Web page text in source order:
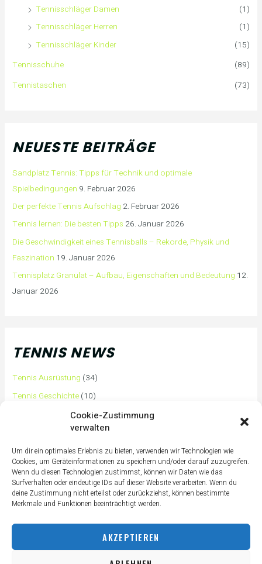
Cookie-Zustimmung
verwalten
Um dir ein optimales Erlebnis zu bieten, verwenden wir Technologien wie
Cookies, um Geräteinformationen zu speichern und/oder darauf zuzugreifen.
Wenn du diesen Technologien zustimmst, können wir Daten wie das
Surfverhalten oder eindeutige IDs auf dieser Website verarbeiten. Wenn du
deine Zustimmung nicht erteilst oder zurückziehst, können bestimmte
Merkmale und Funktionen beeinträchtigt werden.
AKZEPTIEREN
Tennisschläger Damen
(1)
Tennisschläger Herren
(1)
Tennisschläger Kinder
(15)
Tennisschuhe
(89)
Tennistaschen
(73)
NEUESTE BEITRÄGE
Sandplatz Tennis: Tipps für Technik und optimale
Spielbedingungen 9. Februar 2026
Der perfekte Tennis Aufschlag 2. Februar 2026
Tennis lernen: Die besten Tipps 26. Januar 2026
Die Geschwindigkeit eines Tennisballs – Rekorde, Physik und
Faszination 19. Januar 2026
Tennisplatz Granulat – Aufbau, Eigenschaften und Bedeutung 12.
Januar 2026
TENNIS NEWS
Tennis Ausrüstung (34)
Tennis Geschichte (10)
Tennis Tipps und Tricks(63)
(3)
Tennis Training für Anfänger(36)
Tennisass Profis(7)
Tennisbälle (4)
Tennisplatz(1)